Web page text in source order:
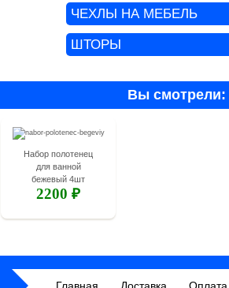
ЧЕХЛЫ НА МЕБЕЛЬ
ШТОРЫ
Вы смотрели:
Набор полотенец
для ванной
бежевый 4шт
2200 ₽
Главная Доставка Оплата